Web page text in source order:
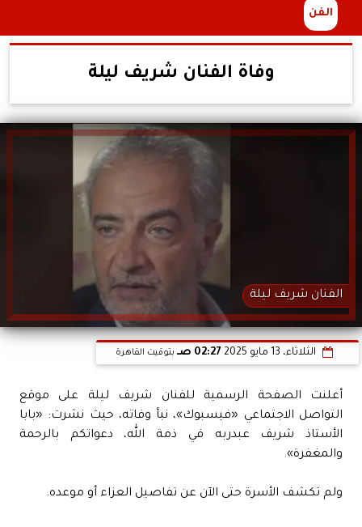
الفن
وفاة الفنان شريف ليلة
الفنان شريف ليلة
الثلاثاء، 13 مايو 2025 02:27 صـ بتوقيت القاهرة
أعلنت الصفحة الرسمية للفنان شريف ليلة على موقع
التواصل الاجتماعي «فيسبوك»، نبأ وفاته، حيث نشرت: «بابا
الأستاذ شريف عبدربه في ذمة الله، دعواتكم بالرحمة
والمغفرة».
ولم تكشف الأسرة حتى الآن عن تفاصيل العزاء أو موعده.